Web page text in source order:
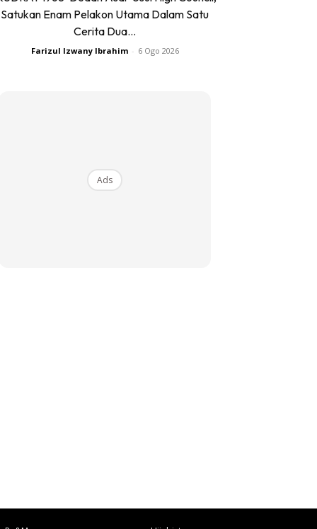
Satukan Enam Pelakon Utama Dalam Satu
Cerita Dua...
Farizul Izwany Ibrahim - 6 Ogo 2026
Ads